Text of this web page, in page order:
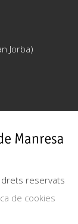
Jorba)
reservats
de cookies